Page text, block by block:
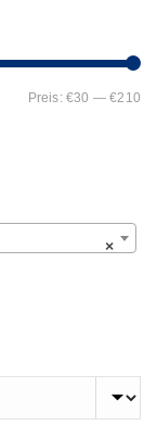
Preis: €30 —€210
×